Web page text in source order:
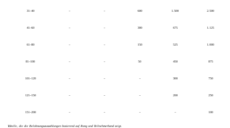
31–40 – – 600 1.500 2.500
41–60 – – 300 675 1.125
61–80 – – 150 525 1.000
81–100 – – 50 450 875
101–120 – – – 300 750
121–150 – – – 200 250
151–200 – – – – 100
Tabelle, die die Belohnungsauszahlungen basierend auf Rang und Teilnehmerband zeigt.